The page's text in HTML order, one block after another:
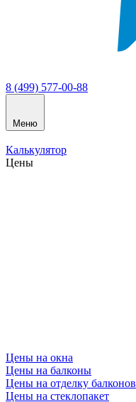
8 (499) 577-00-88
Меню
Калькулятор
Цены
Цены на окна
Цены на балконы
Цены на отделку балконов
Цены на стеклопакет